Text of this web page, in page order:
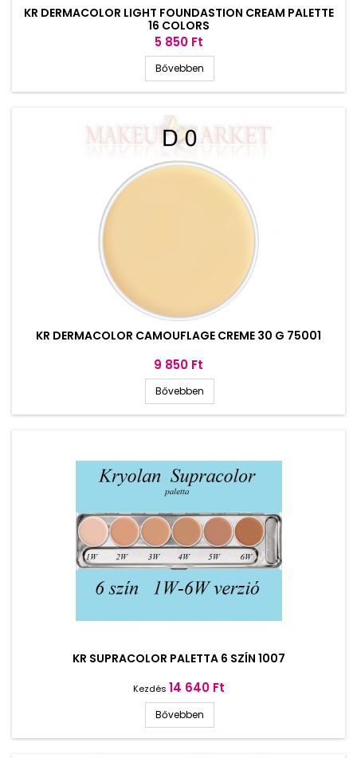
KR DERMACOLOR LIGHT FOUNDASTION CREAM PALETTE
16 COLORS
Ár
5 850 Ft
Bővebben
KR DERMACOLOR CAMOUFLAGE CREME 30 G 75001
Ár
9 850 Ft
Bővebben
KR SUPRACOLOR PALETTA 6 SZÍN 1007
Kezdés Ár
14 640 Ft
Bővebben